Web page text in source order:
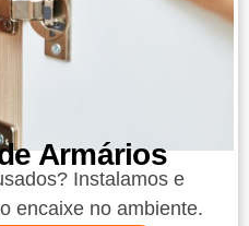
Armários
Instalamos e
encaixe no ambiente.